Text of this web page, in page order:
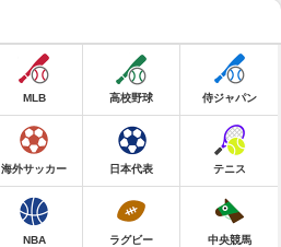
MLB 高校野球 侍ジャパン
海外サッカー 日本代表 テニス
NBA ラグビー 中央競馬